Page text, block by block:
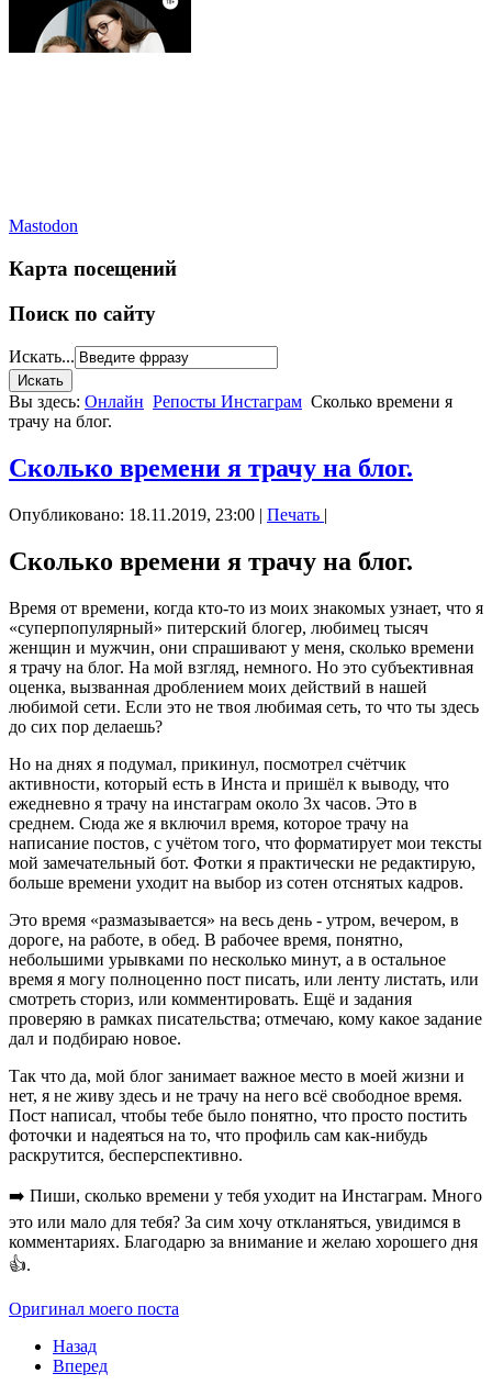
Mastodon
Карта посещений
Поиск по сайту
Искать...
Вы здесь: Онлайн Репосты Инстаграм Сколько времени я
трачу на блог.
Сколько времени я трачу на блог.
Опубликовано: 18.11.2019, 23:00 | Печать |
Сколько времени я трачу на блог.
Время от времени, когда кто-то из моих знакомых узнает, что я
«суперпопулярный» питерский блогер, любимец тысяч
женщин и мужчин, они спрашивают у меня, сколько времени
я трачу на блог. На мой взгляд, немного. Но это субъективная
оценка, вызванная дроблением моих действий в нашей
любимой сети. Если это не твоя любимая сеть, то что ты здесь
до сих пор делаешь?
Но на днях я подумал, прикинул, посмотрел счётчик
активности, который есть в Инста и пришёл к выводу, что
ежедневно я трачу на инстаграм около 3х часов. Это в
среднем. Сюда же я включил время, которое трачу на
написание постов, с учётом того, что форматирует мои тексты
мой замечательный бот. Фотки я практически не редактирую,
больше времени уходит на выбор из сотен отснятых кадров.
Это время «размазывается» на весь день - утром, вечером, в
дороге, на работе, в обед. В рабочее время, понятно,
небольшими урывками по несколько минут, а в остальное
время я могу полноценно пост писать, или ленту листать, или
смотреть сториз, или комментировать. Ещё и задания
проверяю в рамках писательства; отмечаю, кому какое задание
дал и подбираю новое.
Так что да, мой блог занимает важное место в моей жизни и
нет, я не живу здесь и не трачу на него всё свободное время.
Пост написал, чтобы тебе было понятно, что просто постить
фоточки и надеяться на то, что профиль сам как-нибудь
раскрутится, бесперспективно.
➡️ Пиши, сколько времени у тебя уходит на Инстаграм. Много
это или мало для тебя? За сим хочу откланяться, увидимся в
комментариях. Благодарю за внимание и желаю хорошего дня
👍.
Оригинал моего поста
Назад
Вперед